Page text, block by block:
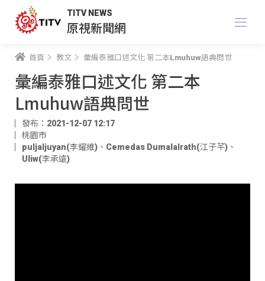
TITV NEWS
原視新聞網
首頁 教文 彙編泰雅口述文化 第二本Lmuhuw語典問世
彙編泰雅口述文化 第二本
Lmuhuw語典問世
發布：2021-12-07 12:17
桃園市
puljaljuyan(李耀維) 、 Cemedas Dumalalrath(江子芊) 、
Uliw(李承遠)